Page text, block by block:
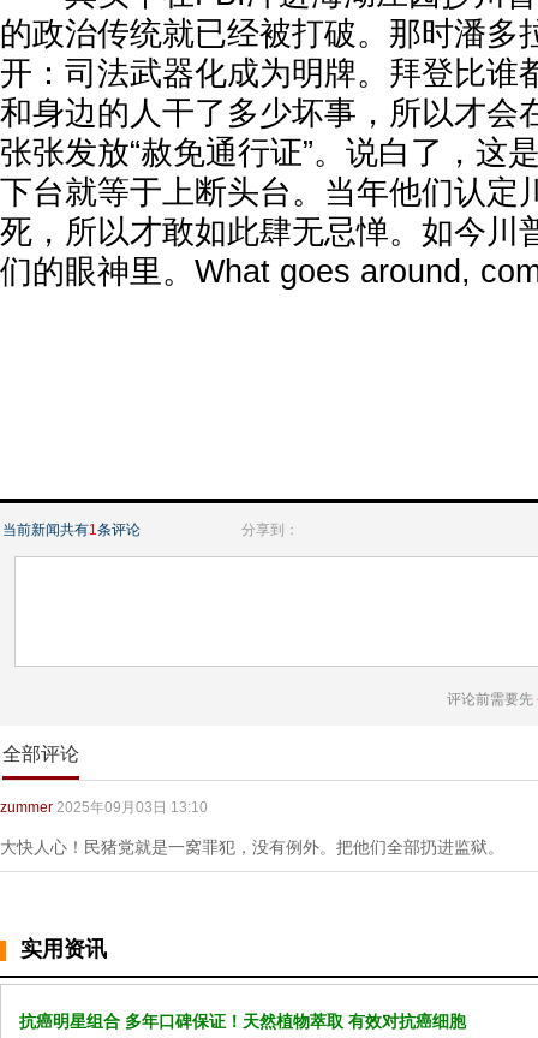
的政治传统就已经被打破。那时潘多
开：司法武器化成为明牌。拜登比谁
和身边的人干了多少坏事，所以才会
张张发放“赦免通行证”。说白了，这
下台就等于上断头台。当年他们认定
死，所以才敢如此肆无忌惮。如今川
们的眼神里。What goes around,
当前新闻共有1条评论 分享到：
评论前需要先
全部评论
zummer 2025年09月03日 13:10
大快人心！民猪党就是一窝罪犯，没有例外。把他们全部扔进监狱。
实用资讯
抗癌明星组合 多年口碑保证！天然植物萃取 有效对抗癌细胞